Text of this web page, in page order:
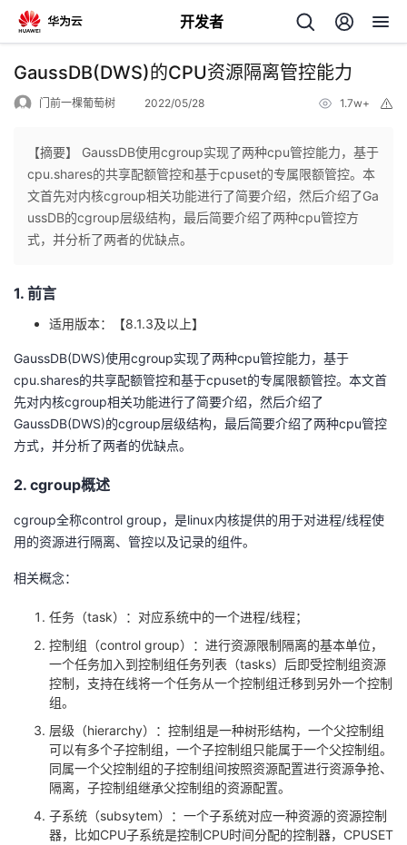
开发者
返
个
主
的
发
者
我
的
博
客
我
的
论
我
的
我
GaussDB(DWS)的CPU资源隔离管控能力
门前一棵葡萄树 2022/05/28 1.7w+
【摘要】 GaussDB使用cgroup实现了两种cpu管控能力，基于
cpu.shares的共享配额管控和基于cpuset的专属限额管控。本
文首先对内核cgroup相关功能进行了简要介绍，然后介绍了Ga
ussDB的cgroup层级结构，最后简要介绍了两种cpu管控方
式，并分析了两者的优缺点。
1. 前言
适用版本：【8.1.3及以上】
GaussDB(DWS)使用cgroup实现了两种cpu管控能力，基于
cpu.shares的共享配额管控和基于cpuset的专属限额管控。本文首
先对内核cgroup相关功能进行了简要介绍，然后介绍了
GaussDB(DWS)的cgroup层级结构，最后简要介绍了两种cpu管控
方式，并分析了两者的优缺点。
2. cgroup概述
cgroup全称control group，是linux内核提供的用于对进程/线程使
用的资源进行隔离、管控以及记录的组件。
相关概念：
任务（task）：对应系统中的一个进程/线程；
控制组（control group）：进行资源限制隔离的基本单位，
一个任务加入到控制组任务列表（tasks）后即受控制组资源
控制，支持在线将一个任务从一个控制组迁移到另外一个控制
组。
层级（hierarchy）：控制组是一种树形结构，一个父控制组
可以有多个子控制组，一个子控制组只能属于一个父控制组。
同属一个父控制组的子控制组间按照资源配置进行资源争抢、
隔离，子控制组继承父控制组的资源配置。
子系统（subsytem）：一个子系统对应一种资源的资源控制
器，比如CPU子系统是控制CPU时间分配的控制器，CPUSET